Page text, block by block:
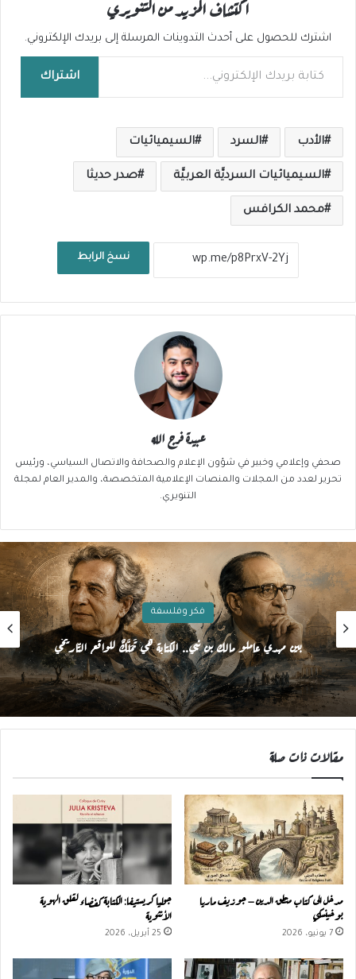
اكتشاف المزيد من التنويري
اشترك للحصول على أحدث التدوينات المرسلة إلى بريدك الإلكتروني.
كتابة بريدك الإلكتروني...
اشتراك
الأدب السرد السيميائيات
السيميائيات السرديَّة العربيَّة صدر حديثا
محمد الكرافس
نسخ الرابط
عبيدة فرج الله
صحفي وإعلامي وخبير في شؤون الإعلام والصحافة والاتصال السياسي، ورئيس
تحرير لعدد من المجلات والمنصات الإعلامية المتخصصة، والمدير العام لمجلة
التنويري.
فكر وفلسفة
بين مهدي عاملو مالك بن نبي.. الكتابة هي تَمَلُّكٌ للواقع التّاريخي
مقالات ذات صلة
مدخل الى كتاب منطق الدين – جوزيف ماريا
بوخينسكي
7 يونيو، 2026
جوليا كريستيفا: الكتابة كفضاء لقلق الهوية
الأنثوية
25 أبريل، 2026